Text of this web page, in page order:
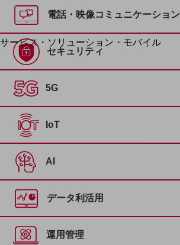
別ウィンドウで開きます
サービス・ソリューション・モバイル
サービス・ソリューションTOP
サービス・ソリューションをご紹介
カテゴリーで探す
カテゴリーで探すTOP
ネットワーク・モバイル
クラウド・データセンター
電話・映像コミュニケーション
セキュリティ
5G
電話・映像コミュニケーション
セキュリティ
5G
IoT
AI
データ利活用
運用管理